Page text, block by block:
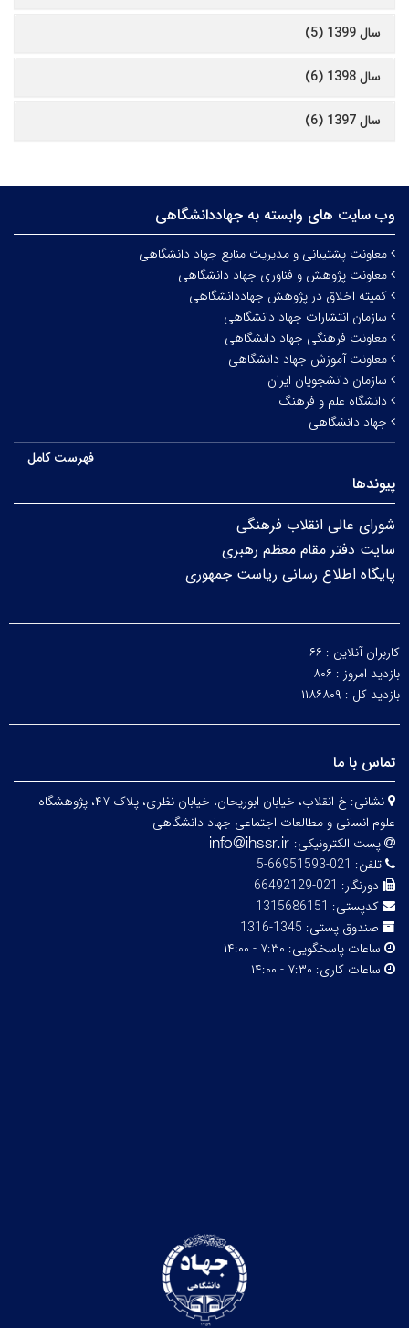
سال 1399 (5)
سال 1398 (6)
سال 1397 (6)
وب سایت های وابسته به جهاددانشگاهی
معاونت پشتیبانی و مدیریت منابع جهاد دانشگاهی
معاونت پژوهش و فناوری جهاد دانشگاهی
کمیته اخلاق در پژوهش جهاددانشگاهی
سازمان انتشارات جهاد دانشگاهی
معاونت فرهنگی جهاد دانشگاهی
معاونت آموزش جهاد دانشگاهی
سازمان دانشجویان ایران
دانشگاه علم و فرهنگ
جهاد دانشگاهی
فهرست کامل
پیوندها
شورای عالی انقلاب فرهنگی
سایت دفتر مقام معظم رهبری
پایگاه اطلاع رسانی ریاست جمهوری
کاربران آنلاین : ۶۶
بازدید امروز : ۸۰۶
بازدید کل : ۱۱۸۶۸۰۹
تماس با ما
نشانی:
خ انقلاب، خیابان ابوریحان، خیابان نظری، پلاک ۴۷، پژوهشگاه
علوم انسانی و مطالعات اجتماعی جهاد دانشگاهی
پست الکترونیکی:
تلفن: 021-66951593-5
دورنگار: 021-66492129
کدپستی: 1315686151
صندوق پستی: 1345-1316
ساعات پاسخگویی: ۷:۳۰ - ۱۴:۰۰
ساعات کاری: ۷:۳۰ - ۱۴:۰۰